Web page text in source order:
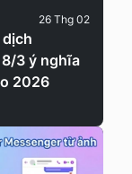
dịch
3 ý nghĩa
2026
26 Thg 02